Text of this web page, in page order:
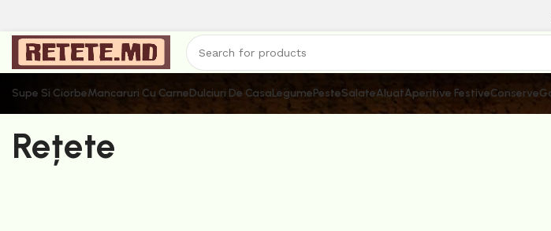
Supe Si CiorbeMancaruri Cu CarneDulciuri De CasaLegumePesteSalateAluatAperitive FestiveConserve
Rețete